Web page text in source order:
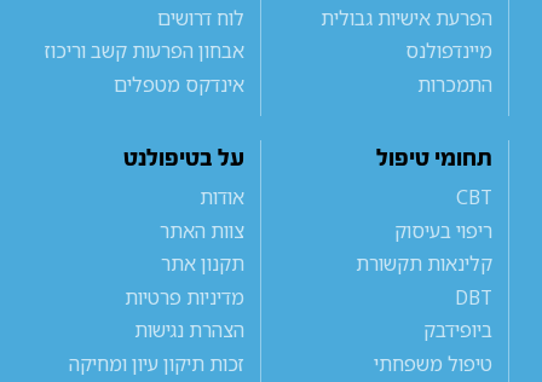
הפרעת אישיות גבולית
מיינדפולנס
התמכרות
לוח דרושים
אבחון הפרעות קשב וריכוז
אינדקס מטפלים
תחומי טיפול
CBT
ריפוי בעיסוק
קלינאות תקשורת
DBT
ביופידבק
טיפול משפחתי
על בטיפולנט
אודות
צוות האתר
תקנון אתר
מדיניות פרטיות
הצהרת נגישות
זכות תיקון עיון ומחיקה